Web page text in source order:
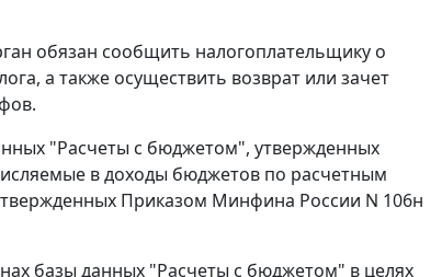
обязан сообщить налогоплательщику о
а также осуществить возврат или зачет
"Расчеты с бюджетом", утвержденных
в доходы бюджетов по расчетным
Приказом Минфина России N 106н
базы данных "Расчеты с бюджетом" в целях